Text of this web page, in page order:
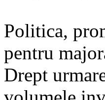
Politica,
pentru
Drept